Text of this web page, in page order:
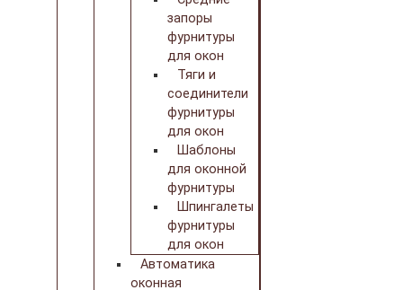
запоры
фурнитуры
для окон
Тяги и
соединители
фурнитуры
для окон
Шаблоны
для оконной
фурнитуры
Шпингалеты
фурнитуры
для окон
Автоматика
оконная